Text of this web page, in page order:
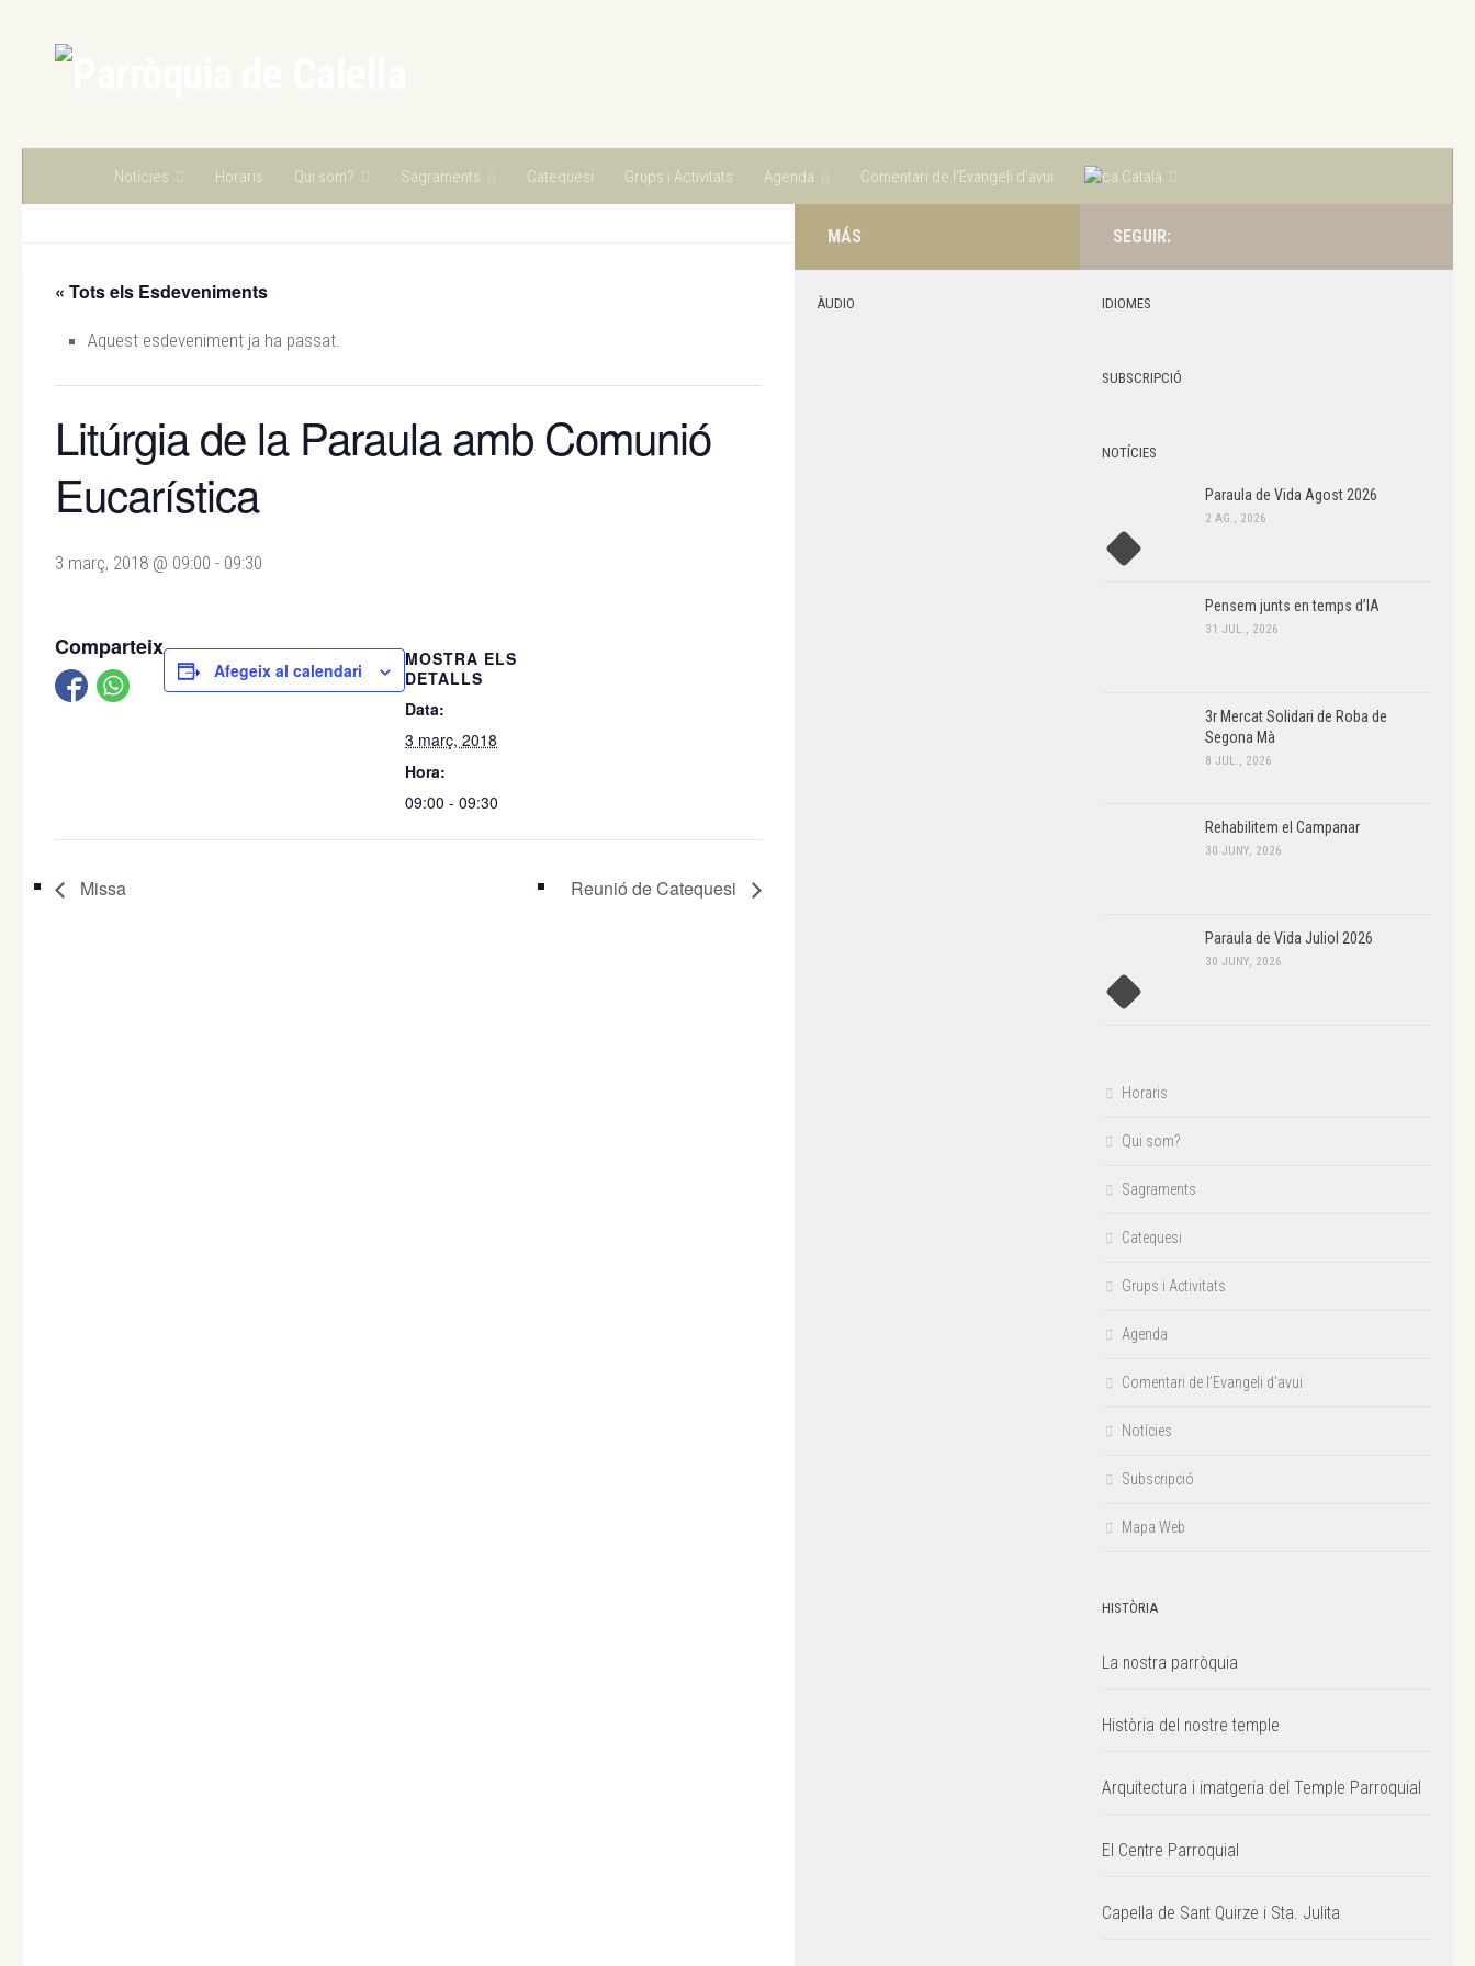
Notícies Horaris Qui som? Sagraments Catequesi Grups i Activitats Agenda Comentari de l’Evangeli d’avui Català
« Tots els Esdeveniments
Aquest esdeveniment ja ha passat.
Litúrgia de la Paraula amb Comunió
Eucarística
3 març, 2018 @ 09:00 - 09:30
Comparteix
Afegeix al calendari
MOSTRA ELS
DETALLS
Data:
3 març, 2018
Hora:
09:00 - 09:30
Missa Reunió de Catequesi
SEGUIR:
IDIOMES
SUBSCRIPCIÓ
NOTÍCIES
Paraula de Vida Agost 2026
2 AG., 2026
Pensem junts en temps d’IA
31 JUL., 2026
3r Mercat Solidari de Roba de
Segona Mà
8 JUL., 2026
Rehabilitem el Campanar
30 JUNY, 2026
Paraula de Vida Juliol 2026
30 JUNY, 2026
Horaris
Qui som?
Sagraments
Catequesi
Grups i Activitats
Agenda
Comentari de l’Evangeli d’avui
Notícies
Subscripció
Mapa Web
HISTÒRIA
La nostra parròquia
Història del nostre temple
Arquitectura i imatgeria del Temple Parroquial
El Centre Parroquial
Capella de Sant Quirze i Sta. Julita
MÁS
ÀUDIO